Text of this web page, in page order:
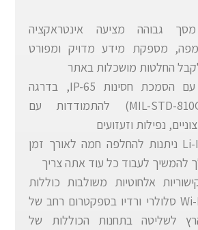
מסך גבוהה מציעה אינטראקציה
מספקת מידע מדויק ומפורט
החלטות מושכלות באתר
בנוי קשיח עם הסמכת חסינות IP-65, בדרגה
צבאית (MIL-STD-810G) להתמודדות עם
נפילות וזעזועים
סוללות Li-Ion ניתנות להחלפה חמה לאורך זמן
להמשיך לעבוד כל עוד אתה צריך
אלחוטיות משולבות כוללות
Wi-Fi, 4G LTE סלולרי ורדיו בספקטרום רחב של
הרץ לשליטה בתחנות הכוללות של